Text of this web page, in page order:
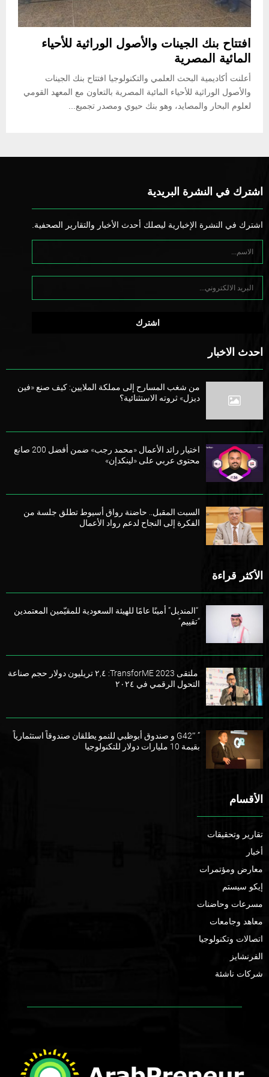
افتتاح بنك الجينات والأصول الوراثية للأحياء
المائية المصرية
أعلنت أكاديمية البحث العلمي والتكنولوجيا افتتاح بنك الجينات
والأصول الوراثية للأحياء المائية المصرية بالتعاون مع المعهد القومي
لعلوم البحار والمصايد، وهو بنك حيوي ومصدر تجميع...
اشترك في النشرة البريدية
اشترك في النشرة الإخبارية ليصلك أحدث الأخبار والتقارير الصحفية.
احدث الاخبار
من شغب المسارح إلى مملكة الملايين: كيف صنع «فين
ديزل» ثروته الاستثنائية؟
اختيار رائد الأعمال «محمد رجب» ضمن أفضل 200 صانع
محتوى عربي على «لينكدإن»
السبت المقبل.. حاضنة رواق أسيوط تطلق جلسة من
الفكرة إلى النجاح لدعم رواد الأعمال
الأكثر قراءة
“المنديل” أمينًا عامًا للهيئة السعودية للمقيّمين المعتمدين
“تقييم”
ملتقى TransforME 2023: ٢,٤ تريليون دولار حجم صناعة
التحول الرقمي في ٢٠٢٤
” G42″ و صندوق أبوظبي للنمو يطلقان صندوقاً استثمارياً
بقيمة 10 مليارات دولار للتكنولوجيا
الأقسام
تقارير وتحقيقات
أخبار
معارض ومؤتمرات
إيكو سيستم
مسرعات وحاضنات
معاهد وجامعات
اتصالات وتكنولوجيا
الفرنشايز
شركات ناشئة